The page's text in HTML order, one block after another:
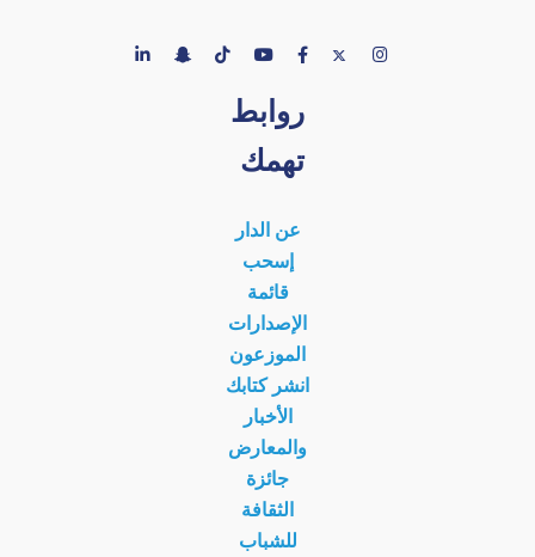
روابط
تهمك
عن الدار
إسحب
قائمة
الإصدارات
الموزعون
انشر كتابك
الأخبار
والمعارض
جائزة
الثقافة
للشباب